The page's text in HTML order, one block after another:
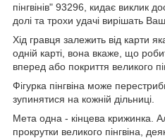
пінгвінів" 93296, кидає виклик
долі та трохи удачі вирішать
Хід гравця залежить від карти
одній карті, вона вкаже, що
вперед або покриття великого
Фігурка пінгвіна може
зупинятися на кожній дільниці.
Мета одна - кінцева крижинка.
прокрутки великого пінгвіна,